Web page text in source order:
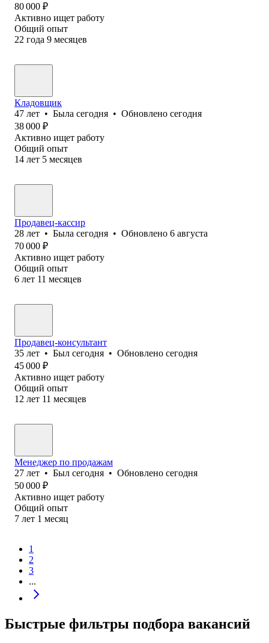
80 000 ₽
Активно ищет работу
Общий опыт
22 года 9 месяцев
Кладовщик
47 лет • Была сегодня • Обновлено сегодня
38 000 ₽
Активно ищет работу
Общий опыт
14 лет 5 месяцев
Продавец-кассир
28 лет • Была сегодня • Обновлено 6 августа
70 000 ₽
Активно ищет работу
Общий опыт
6 лет 11 месяцев
Продавец-консультант
35 лет • Был сегодня • Обновлено сегодня
45 000 ₽
Активно ищет работу
Общий опыт
12 лет 11 месяцев
Менеджер по продажам
27 лет • Был сегодня • Обновлено сегодня
50 000 ₽
Активно ищет работу
Общий опыт
7 лет 1 месяц
1
2
3
...
Быстрые фильтры подбора вакансий